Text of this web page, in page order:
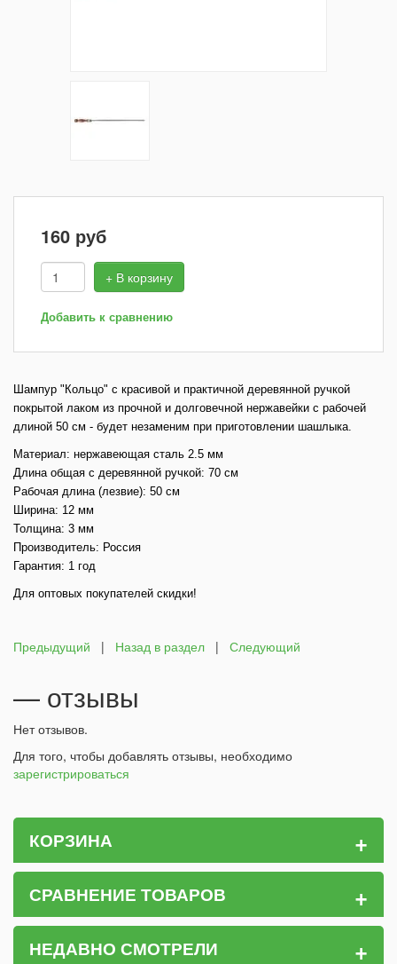
160 руб
+ В корзину
Добавить к сравнению
Шампур "Кольцо" с красивой и практичной деревянной ручкой
покрытой лаком из прочной и долговечной нержавейки с рабочей
длиной 50 см - будет незаменим при приготовлении шашлыка.
Материал: нержавеющая сталь 2.5 мм
Длина общая с деревянной ручкой: 70 см
Рабочая длина (лезвие): 50 см
Ширина: 12 мм
Толщина: 3 мм
Производитель: Россия
Гарантия: 1 год
Для оптовых покупателей скидки!
Предыдущий | Назад в раздел | Следующий
— отзывы
Нет отзывов.
Для того, чтобы добавлять отзывы, необходимо
зарегистрироваться
КОРЗИНА +
СРАВНЕНИЕ ТОВАРОВ +
НЕДАВНО СМОТРЕЛИ +